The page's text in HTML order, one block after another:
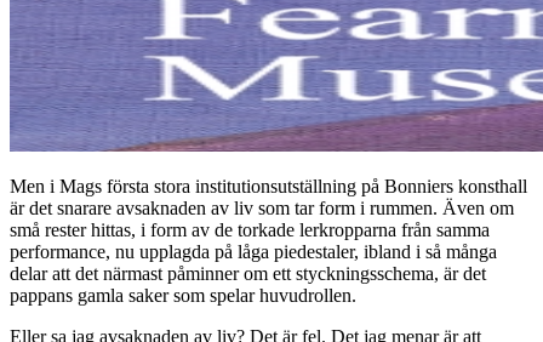
Men i Mags första stora institutionsutställning på Bonniers konsthall
är det snarare avsaknaden av liv som tar form i rummen. Även om
små rester hittas, i form av de torkade lerkropparna från samma
performance, nu upplagda på låga piedestaler, ibland i så många
delar att det närmast påminner om ett styckningsschema, är det
pappans gamla saker som spelar huvudrollen.
Eller sa jag avsaknaden av liv? Det är fel. Det jag menar är att